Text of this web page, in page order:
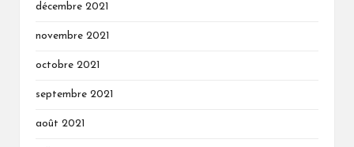
décembre 2021
novembre 2021
octobre 2021
septembre 2021
août 2021